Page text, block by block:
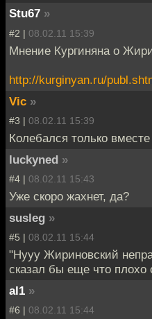
Stu67 »
#2 | 08.02.11 15:39
Мнение Кургиняна о
http://kurginyan.ru/
Vic »
#3 | 08.02.11 15:39
Колебался только
luckyned »
#4 | 08.02.11 15:43
Уже скоро жахнет, да?
susleg »
#5 | 08.02.11 15:44
"Нууу Жириновский
сказал бы еще что плохо
al1 »
#6 | 08.02.11 15:44